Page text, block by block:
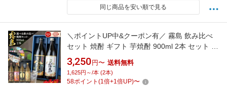
同じ商品を安い順で見る
＼ポイントUP中&クーポン有／ 霧島 飲み比べ
セット 焼酎 ギフト 芋焼酎 900ml 2本 セット 黒
霧島 白霧島 赤霧島 茜霧島 虎斑霧島 EX霧島 い
も焼酎 宮崎 25度 霧島酒造 お酒 お中元 御中元
夏ギフト 敬老の日 誕生日 内祝 お祝い 宅飲み
3,250 円〜 送料無料
1,625円～/本 (2本)
58ポイント (1倍+1倍UP)〜